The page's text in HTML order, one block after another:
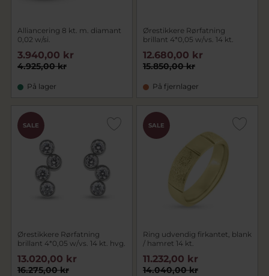
Alliancering 8 kt. m. diamant
0,02 w/si.
4.925,00 kr
3.940,00 kr
På lager
Ørestikkere Rørfatning
brillant 4*0,05 w/vs. 14 kt.
15.850,00 kr
12.680,00 kr
På fjernlager
SALE
Ørestikkere Rørfatning
brillant 4*0,05 w/vs. 14 kt. hvg.
16.275,00 kr
13.020,00 kr
SALE
Ring udvendig firkantet, blank
/ hamret 14 kt.
14.040,00 kr
11.232,00 kr